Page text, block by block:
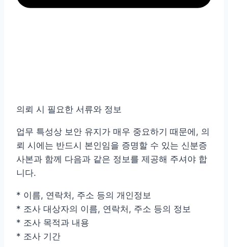
의뢰 시 필요한 서류와 정보
업무 특성상 보안 유지가 매우 중요하기 때문에, 의
뢰 시에는 반드시 본인임을 증명할 수 있는 신분증
사본과 함께 다음과 같은 정보를 제공해 주셔야 합
니다.
* 이름, 연락처, 주소 등의 개인정보
* 조사 대상자의 이름, 연락처, 주소 등의 정보
* 조사 목적과 내용
* 조사 기간